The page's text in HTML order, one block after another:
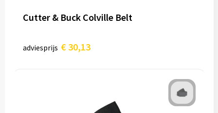
Cutter & Buck Colville Belt
adviesprijs € 30,13